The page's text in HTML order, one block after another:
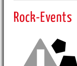
Rock-Events